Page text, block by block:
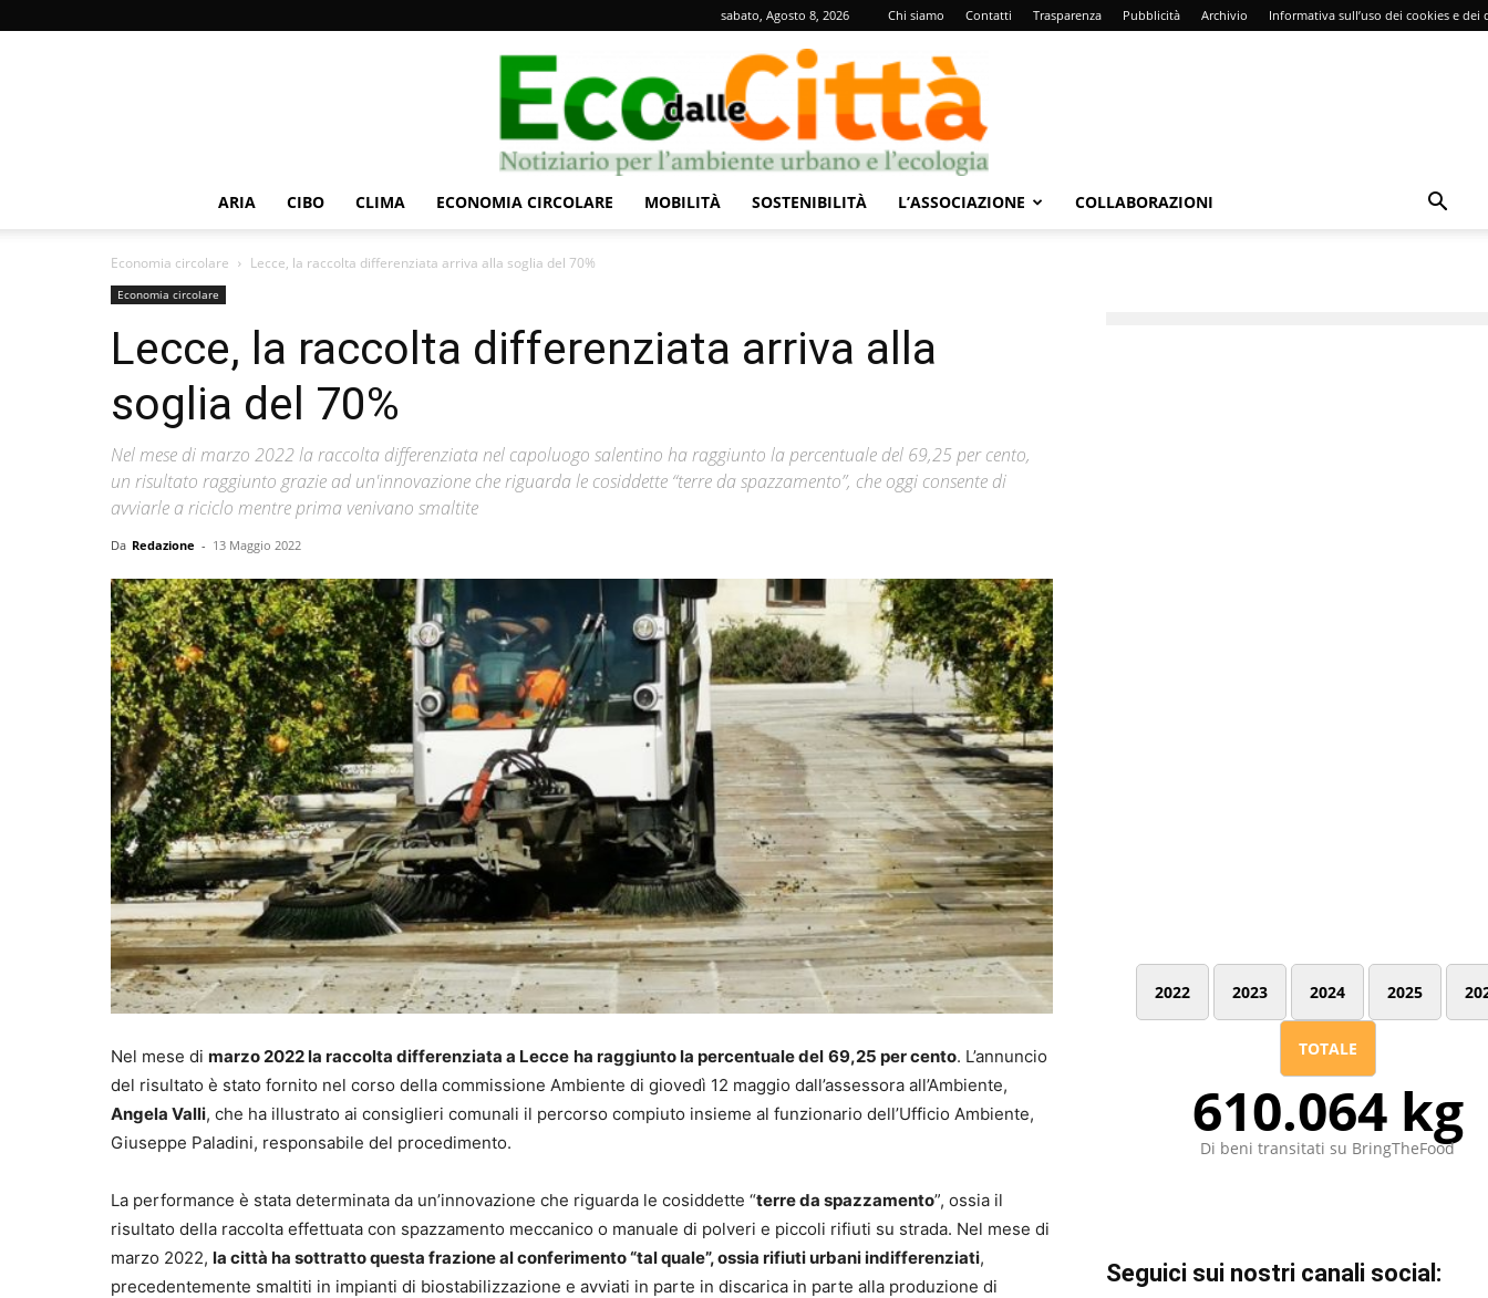
sabato, Agosto 8, 2026 Chi siamo Contatti Trasparenza Pubblicità Archivio Informativa sull’uso dei cookies e dei
ARIA CIBO CLIMA ECONOMIA CIRCOLARE MOBILITÀ SOSTENIBILITÀ L’ASSOCIAZIONE COLLABORAZIONI
Economia circolare Lecce, la raccolta differenziata arriva alla soglia del 70%
Economia circolare
Lecce, la raccolta differenziata arriva alla
soglia del 70%
Nel mese di marzo 2022 la raccolta differenziata nel capoluogo salentino ha raggiunto la percentuale del 69,25 per cento,
un risultato raggiunto grazie ad un'innovazione che riguarda le cosiddette “terre da spazzamento”, che oggi consente di
avviarle a riciclo mentre prima venivano smaltite
Da Redazione - 13 Maggio 2022
Nel mese di marzo 2022 la raccolta differenziata a Lecce ha raggiunto la percentuale del 69,25 per cento. L’annuncio
del risultato è stato fornito nel corso della commissione Ambiente di giovedì 12 maggio dall’assessora all’Ambiente,
Angela Valli, che ha illustrato ai consiglieri comunali il percorso compiuto insieme al funzionario dell’Ufficio Ambiente,
Giuseppe Paladini, responsabile del procedimento.
La performance è stata determinata da un’innovazione che riguarda le cosiddette “terre da spazzamento”, ossia il
risultato della raccolta effettuata con spazzamento meccanico o manuale di polveri e piccoli rifiuti su strada. Nel mese di
marzo 2022, la città ha sottratto questa frazione al conferimento “tal quale”, ossia rifiuti urbani indifferenziati,
precedentemente smaltiti in impianti di biostabilizzazione e avviati in parte in discarica in parte alla produzione di
2022 2023 2024 2025
TOTALE
610.064 kg
Di beni transitati su BringTheFood
Seguici sui nostri canali social: